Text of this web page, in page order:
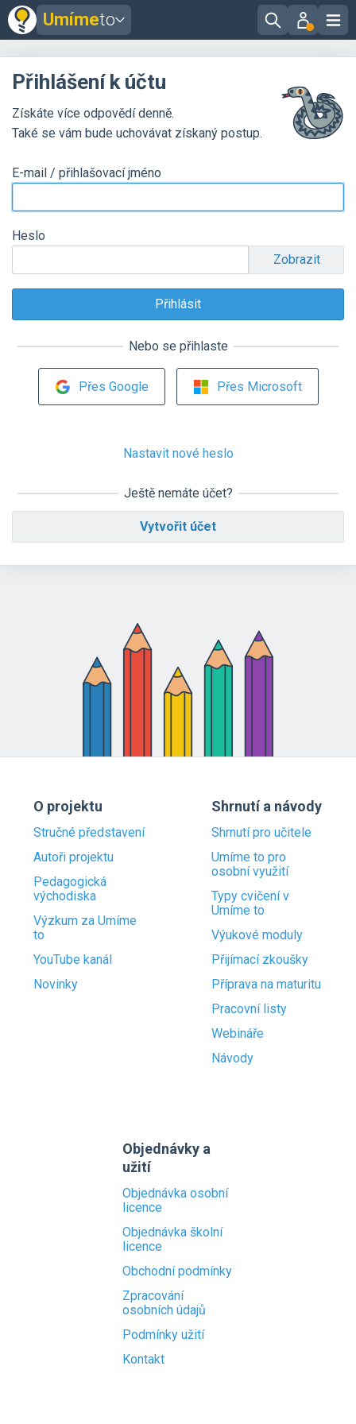
Umímeto
Přihlášení k účtu
Získáte více odpovědí denně.
Také se vám bude uchovávat získaný postup.
E-mail / přihlašovací jméno
Heslo
Zobrazit
Nebo se přihlaste
Přes Google Přes Microsoft
Nastavit nové heslo
Ještě nemáte účet?
Vytvořit účet
O projektu
Stručné představení
Autoři projektu
Pedagogická
východiska
Výzkum za Umíme
to
YouTube kanál
Novinky
Shrnutí a návody
Shrnutí pro učitele
Umíme to pro
osobní využití
Typy cvičení v
Umíme to
Výukové moduly
Přijímací zkoušky
Příprava na maturitu
Pracovní listy
Webináře
Návody
Objednávky a
užití
Objednávka osobní
licence
Objednávka školní
licence
Obchodní podmínky
Zpracování
osobních údajů
Podmínky užití
Kontakt